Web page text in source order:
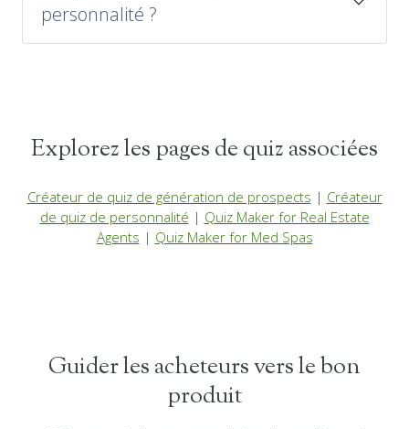
personnalité ?
Explorez les pages de quiz associées
Créateur de quiz de génération de prospects | Créateur
de quiz de personnalité | Quiz Maker for Real Estate
Agents | Quiz Maker for Med Spas
Guider les acheteurs vers le bon
produit